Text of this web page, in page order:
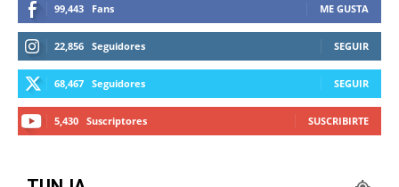
99,443 Fans ME GUSTA
22,856 Seguidores SEGUIR
68,467 Seguidores SEGUIR
5,430 Suscriptores SUSCRIBIRTE